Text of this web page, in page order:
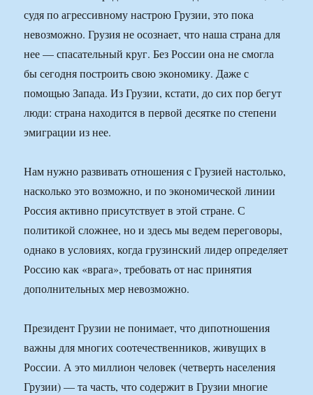
судя по агрессивному настрою Грузии, это пока
невозможно. Грузия не осознает, что наша страна для
нее — спасательный круг. Без России она не смогла
бы сегодня построить свою экономику. Даже с
помощью Запада. Из Грузии, кстати, до сих пор бегут
люди: страна находится в первой десятке по степени
эмиграции из нее.
Нам нужно развивать отношения с Грузией настолько,
насколько это возможно, и по экономической линии
Россия активно присутствует в этой стране. С
политикой сложнее, но и здесь мы ведем переговоры,
однако в условиях, когда грузинский лидер определяет
Россию как «врага», требовать от нас принятия
дополнительных мер невозможно.
Президент Грузии не понимает, что дипотношения
важны для многих соотечественников, живущих в
России. А это миллион человек (четверть населения
Грузии) — та часть, что содержит в Грузии многие